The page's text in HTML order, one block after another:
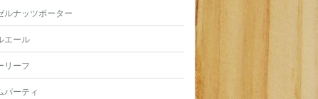
ルナッツポーター
エール
リーフ
パーティ